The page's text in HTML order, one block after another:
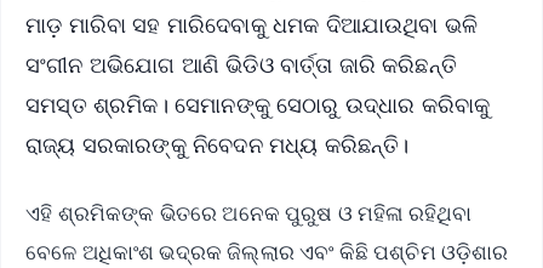
ମାଡ଼ ମାରିବା ସହ ମାରିଦେବାକୁ ଧମକ ଦିଆଯାଉଥିବା ଭଳି
ସଂଗୀନ ଅଭିଯୋଗ ଆଣି ଭିଡିଓ ବାର୍ତ୍ତା ଜାରି କରିଛନ୍ତି
ସମସ୍ତ ଶ୍ରମିକ। ସେମାନଙ୍କୁ ସେଠାରୁ ଉଦ୍ଧାର କରିବାକୁ
ରାଜ୍ୟ ସରକାରଙ୍କୁ ନିବେଦନ ମଧ୍ୟ କରିଛନ୍ତି।
ଏହି ଶ୍ରମିକଙ୍କ ଭିତରେ ଅନେକ ପୁରୁଷ ଓ ମହିଳା ରହିଥିବା
ବେଳେ ଅଧିକାଂଶ ଭଦ୍ରକ ଜିଲ୍ଲାର ଏବଂ କିଛି ପଶ୍ଚିମ ଓଡ଼ିଶାର